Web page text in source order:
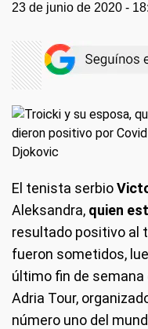
23 de junio de 2020 -
El tenista serbio
Aleksandra, quien
resultado positivo al
fueron sometidos,
último fin de
Adria Tour,
número uno del